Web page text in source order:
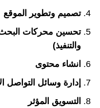
تصميم وتطوير الموقع
تحسين محركات البحث
والتنفيذ)
انشاء محتوى
إدارة وسائل التواصل
التسويق المؤثر